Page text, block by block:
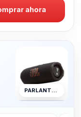
ahora
PARLANTE BLUETOOTH